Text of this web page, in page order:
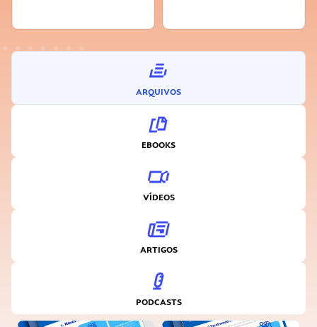
ARQUIVOS
EBOOKS
VÍDEOS
ARTIGOS
PODCASTS